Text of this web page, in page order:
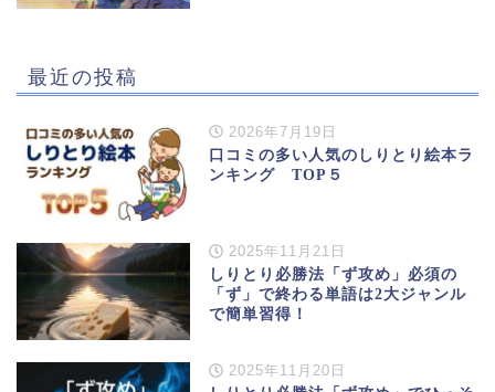
最近の投稿
2026年7月19日
口コミの多い人気のしりとり絵本ラ
ンキング TOP５
2025年11月21日
しりとり必勝法「ず攻め」必須の
「ず」で終わる単語は2大ジャンル
で簡単習得！
2025年11月20日